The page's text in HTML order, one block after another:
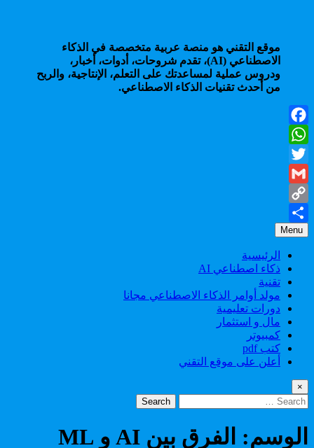
موقع التقني هو منصة عربية متخصصة في الذكاء
الاصطناعي (AI)، تقدم شروحات، أدوات، أخبار،
ودروس عملية لمساعدتك على التعلم، الإنتاجية، والربح
من أحدث تقنيات الذكاء الاصطناعي.
Facebook
WhatsApp
Twitter
Gmail
Copy
Link
Share
Menu
الرئيسية
ذكاء اصطناعي AI
تقنية
مولد أوامر الذكاء الاصطناعي مجانا
دورات تعليمية
مال و استثمار
كمبيوتر
كتب pdf
أعلن على موقع التقني
×
Search
for:
الوسم: الفرق بين AI و ML